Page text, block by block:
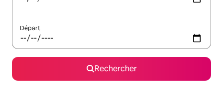
Départ
Rechercher